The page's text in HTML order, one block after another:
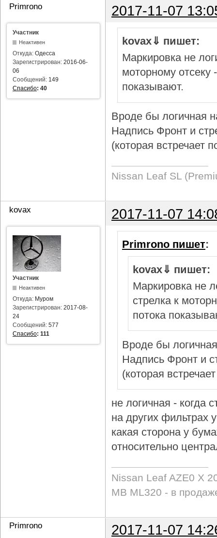
Primrono 2017-11-07
Участник
Неактивен
Откуда: Одесса
Зарегистрирован: 2016-06-
06
Сообщений: 149
Спасибо: 40
kovax⇓ пишет:
Маркировка не
моторному отсеку
показывают.
Вроде бы логичная
Надпись Фронт и
(которая встречает
Nissan Leaf SL
kovax 2017-11-07
Участник
Неактивен
Откуда: Муром
Зарегистрирован: 2017-08-
24
Сообщений: 577
Спасибо: 111
Primrono пишет:
kovax⇓ пишет:
Маркировка не
стрелка к
потока
Вроде бы
Надпись Фронт и
(которая
не логичная - когда
на других фильтрах
какая сторона у
относительно
Nissan Leaf AZE0 X
MB ML320 - в
Primrono 2017-11-07